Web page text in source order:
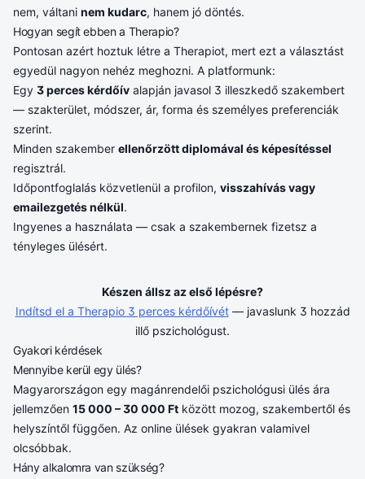
nem, váltani nem kudarc, hanem jó döntés.
Hogyan segít ebben a Therapio?
Pontosan azért hoztuk létre a Therapiot, mert ezt a választást
egyedül nagyon nehéz meghozni. A platformunk:
Egy 3 perces kérdőív alapján javasol 3 illeszkedő szakembert
— szakterület, módszer, ár, forma és személyes preferenciák
szerint.
Minden szakember ellenőrzött diplomával és képesítéssel
regisztrál.
Időpontfoglalás közvetlenül a profilon, visszahívás vagy
emailezgetés nélkül.
Ingyenes a használata — csak a szakembernek fizetsz a
tényleges ülésért.
Készen állsz az első lépésre?
Indítsd el a Therapio 3 perces kérdőívét— javaslunk 3 hozzád
illő pszichológust.
Gyakori kérdések
Mennyibe kerül egy ülés?
Magyarországon egy magánrendelői pszichológusi ülés ára
jellemzően 15 000 – 30 000 Ft között mozog, szakembertől és
helyszíntől függően. Az online ülések gyakran valamivel
olcsóbbak.
Hány alkalomra van szükség?